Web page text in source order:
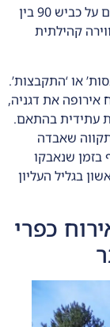
איילת השחר הוא אירוח בקיבוצים בצפון, ממוקם על כביש 90 בין
קהילתית
או ‘התקבצות’.
אירופה את דגניה,
עתידית בהתאם.
שאבדה
שנאבקו
בגליל העליון
כפרי